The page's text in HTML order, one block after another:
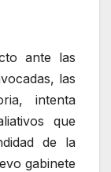
ante las
las
intenta
que
de la
gabinete